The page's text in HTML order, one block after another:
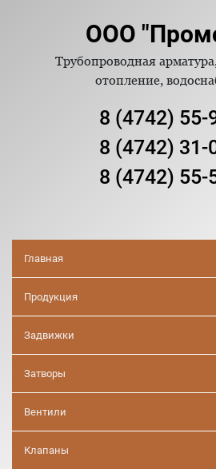
ООО
Трубопроводная
отопление,
8 (4742) 55-
8 (4742) 31-
8 (4742) 55-
Главная
Продукция
Задвижки
Затворы
Вентили
Клапаны